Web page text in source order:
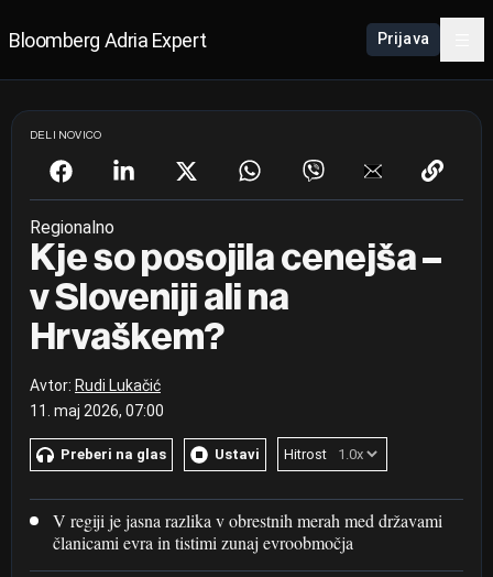
Bloomberg Adria Expert Prijava
DELI NOVICO
Regionalno
Kje so posojila cenejša –
v Sloveniji ali na
Hrvaškem?
Avtor: Rudi Lukačić
11. maj 2026, 07:00
Preberi na glas Ustavi Hitrost
V regiji je jasna razlika v obrestnih merah med državami
članicami evra in tistimi zunaj evroobmočja